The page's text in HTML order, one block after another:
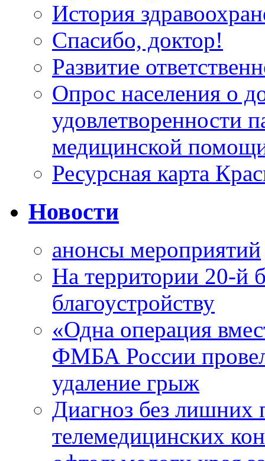
История
Спасибо, доктор!
Развитие
Опрос населения о
удовлетворенности
медицинской
Ресурсная карта
Новости
анонсы мероприятий
На территории 20-й
благоустройству
«Одна операция
ФМБА России
удаление грыж
Диагноз без лишних
телемедицинских